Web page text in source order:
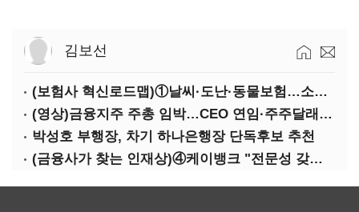
김보선
(보험사 혁신로드맵)①날씨·도난·동물보험…소액단기보험사 설립 추진
(영상)금융지주 주총 임박…CEO 연임·주주달래기 화두로
박성호 부행장, 차기 하나은행장 단독후보 추천
(금융사가 찾는 인재상)④케이뱅크 "전문성 갖고 협업 능숙한지 살필것"